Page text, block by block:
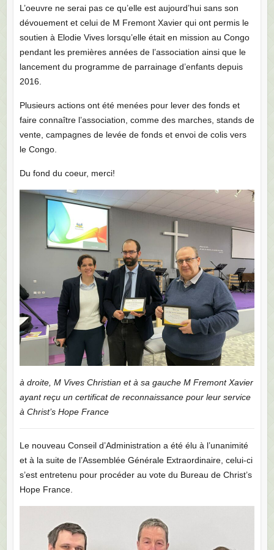
L’oeuvre ne serai pas ce qu’elle est aujourd’hui sans son
dévouement et celui de M Fremont Xavier qui ont permis le
soutien à Elodie Vives lorsqu’elle était en mission au Congo
pendant les premières années de l’association ainsi que le
lancement du programme de parrainage d’enfants depuis
2016.
Plusieurs actions ont été menées pour lever des fonds et
faire connaître l’association, comme des marches, stands de
vente, campagnes de levée de fonds et envoi de colis vers
le Congo.
Du fond du coeur, merci!
à droite, M Vives Christian et à sa gauche M Fremont Xavier
ayant reçu un certificat de reconnaissance pour leur service
à Christ’s Hope France
Le nouveau Conseil d’Administration a été élu à l’unanimité
et à la suite de l’Assemblée Générale Extraordinaire, celui-ci
s’est entretenu pour procéder au vote du Bureau de Christ’s
Hope France.